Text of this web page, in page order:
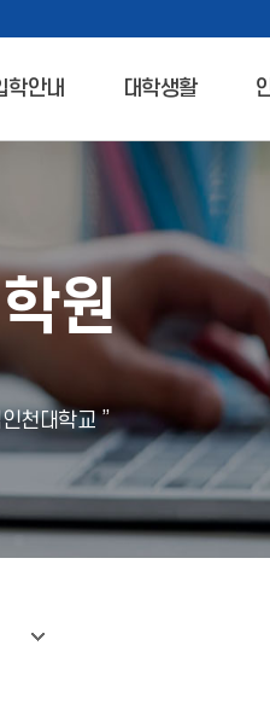
학안내 대학생활
원
천대학교 ”